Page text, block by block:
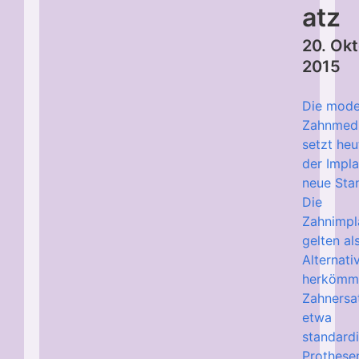
atz
20.
2015
Die
setzt
der
neue
Die
gelten
etwa